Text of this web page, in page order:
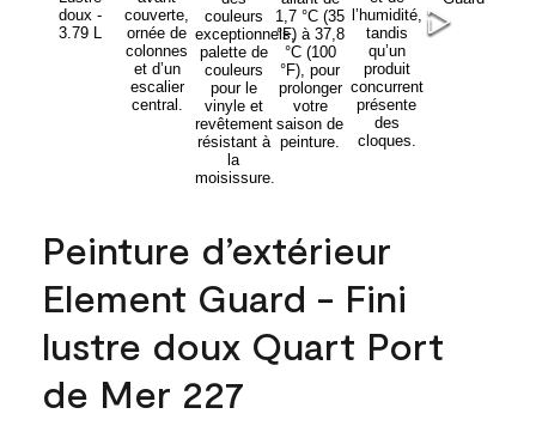
Peinture d’extérieur
Element Guard - Fini
lustre doux Quart Port
de Mer 227